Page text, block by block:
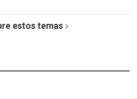
estos temas